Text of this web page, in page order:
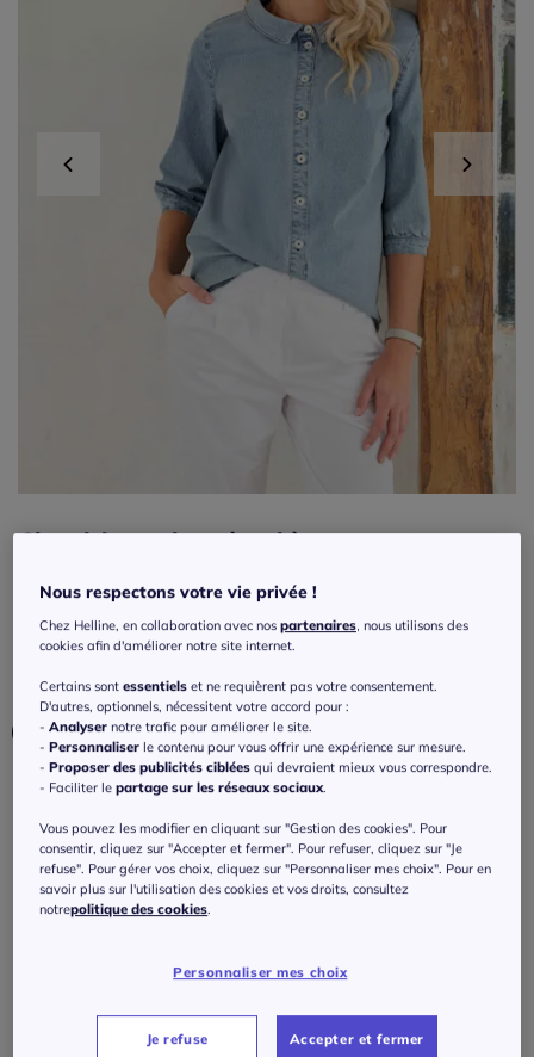
Chemisier en jean à col à revers et
Couleur :bleu blanchi
Choisir une couleur :
Taille :
Veuillez sélectionner une taille
En stock
Nous respectons votre vie privée !
Chez Helline, en collaboration avec nospartenaires , nous utilisons des
cookies afin d'améliorer notre site internet.
Certains sontessentiels et ne requièrent pas votre consentement.
D'autres, optionnels, nécessitent votre accord pour :
-Analyser notre trafic pour améliorer le site.
-Personnaliser le contenu pour vous offrir une expérience sur mesure.
-Proposer des publicités ciblées qui devraient mieux vous correspondre.
- Faciliter lepartage sur les réseaux sociaux
Vous pouvez les modifier en cliquant sur "Gestion des cookies". Pour
consentir, cliquez sur "Accepter et fermer". Pour refuser, cliquez sur "Je
refuse". Pour gérer vos choix, cliquez sur "Personnaliser mes choix". Pour en
savoir plus sur l'utilisation des cookies et vos droits, consultez
notrepolitique des cookies
Personnaliser mes choix
Je refuse Accepter et fermer